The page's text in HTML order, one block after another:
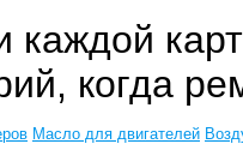
каждой
когда
Масло для двигателей